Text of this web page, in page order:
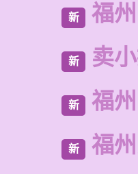
新 福
新 卖
新 福
新 福